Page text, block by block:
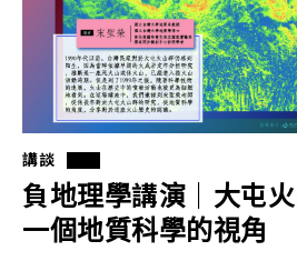
講談
負地理學講演｜大屯
一個地質科學的視角